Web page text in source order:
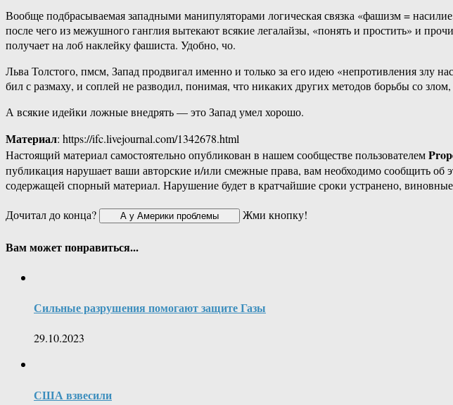
Вообще подбрасываемая западными манипуляторами логическая связка «фашизм =
после чего из межушного ганглия вытекают всякие легалайзы, «понять и простить» и
получает на лоб наклейку фашиста. Удобно, чо.
Льва Толстого, пмсм, Запад продвигал именно и только за его идею «непротивления злу
бил с размаху, и соплей не разводил, понимая, что никаких других методов борьбы со
А всякие идейки ложные внедрять — это Запад умел хорошо.
Материал: https://ifc.livejournal.com/1342678.html
Настоящий материал самостоятельно опубликован в нашем сообществе пользователем
публикация нарушает ваши авторские и/или смежные права, вам необходимо сообщить об
содержащей спорный материал. Нарушение будет в кратчайшие сроки устранено,
Дочитал до конца?
Жми кнопку!
Вам может понравиться...
Сильные разрушения помогают защите Газы
29.10.2023
США взвесили